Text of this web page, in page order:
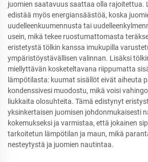
juomien saatavuus saattaa olla rajoitettua.
edistää myös energiansäästöä, koska
uudelleenkuumennusta tai
usein, mikä tekee ruostumattomasta
eristetystä tölkin kanssa imukupilla
ympäristöystävällisen valinnan. Lisäksi
miellyttävän kosketeltavana riippumatta
lämpötilasta: kuumat sisällöt eivät aiheuta
kondenssivesi muodostu, mikä voisi
liukkaita olosuhteita. Tämä edistynyt
yksinkertaisen juomisen johdonmukaisesti
kokemukseksi ja varmistaa, että jokainen
tarkoitetun lämpötilan ja maun, mikä
nesteytystä ja juomien nautintaa.